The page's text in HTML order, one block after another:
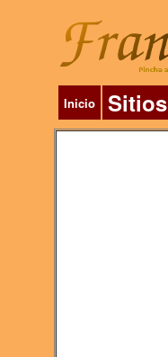
Inicio Sitios